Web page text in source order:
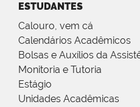
ESTUDANTES
Calouro, vem cá
Calendários Acadêmicos
Bolsas e Auxílios da
Monitoria e Tutoria
Estágio
Unidades Acadêmicas